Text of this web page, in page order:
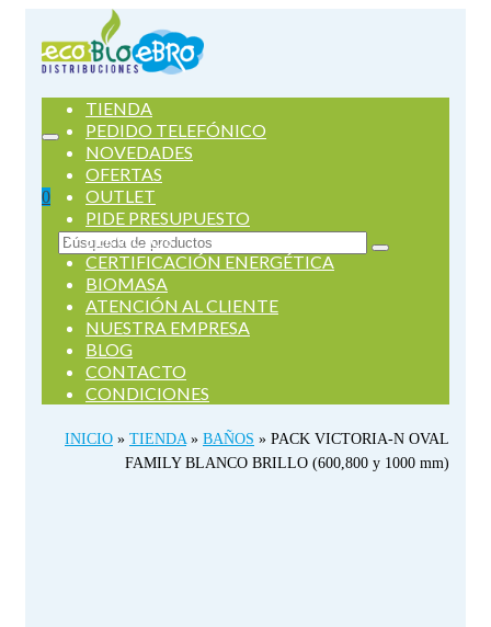
0
Buscar
por:
TIENDA
PEDIDO TELEFÓNICO
NOVEDADES
OFERTAS
OUTLET
PIDE PRESUPUESTO
SERVICIOS
CERTIFICACIÓN ENERGÉTICA
BIOMASA
ATENCIÓN AL CLIENTE
NUESTRA EMPRESA
BLOG
CONTACTO
CONDICIONES
INICIO » TIENDA » BAÑOS » PACK VICTORIA-N OVAL
FAMILY BLANCO BRILLO (600,800 y 1000 mm)